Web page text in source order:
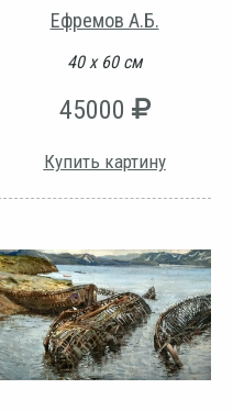
Ефремов А.Б.
40 х 60 см
45000
Купить картину